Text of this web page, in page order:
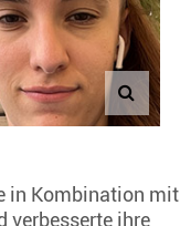
in Kombination mit
verbesserte ihre